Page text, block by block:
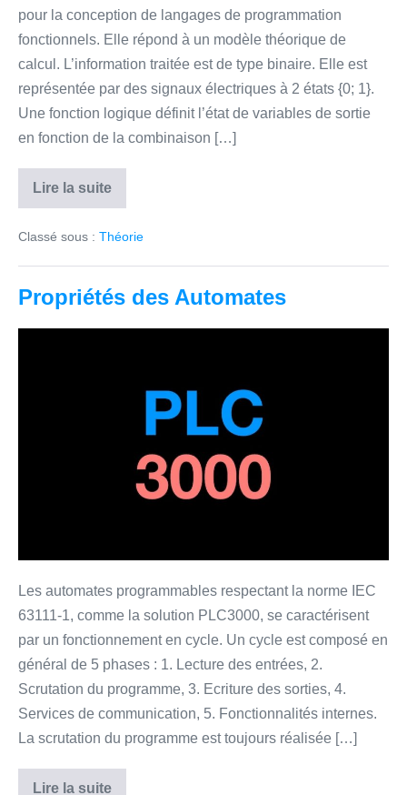
pour la conception de langages de programmation
fonctionnels. Elle répond à un modèle théorique de
calcul. L’information traitée est de type binaire. Elle est
représentée par des signaux électriques à 2 états {0; 1}.
Une fonction logique définit l’état de variables de sortie
en fonction de la combinaison […]
Lire la suite
Eléments
de
Combinatoire
Classé sous : Théorie
Propriétés des Automates
Les automates programmables respectant la norme IEC
63111-1, comme la solution PLC3000, se caractérisent
par un fonctionnement en cycle. Un cycle est composé en
général de 5 phases : 1. Lecture des entrées, 2.
Scrutation du programme, 3. Ecriture des sorties, 4.
Services de communication, 5. Fonctionnalités internes.
La scrutation du programme est toujours réalisée […]
Lire la suite